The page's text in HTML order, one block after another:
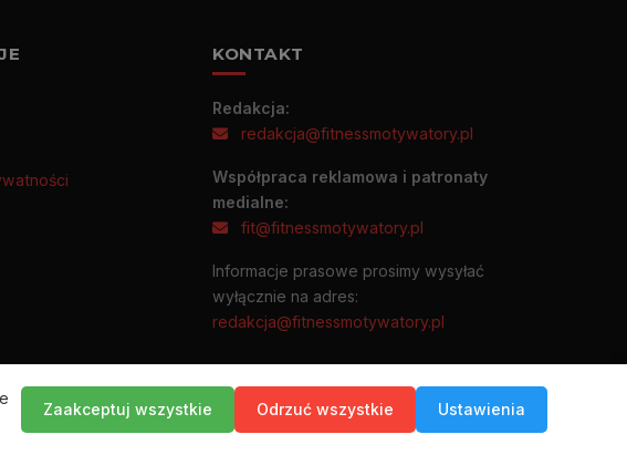
KONTAKT
Redakcja:
redakcja@fitnessmotywatory.pl
Współpraca reklamowa i patronaty
medialne:
fit@fitnessmotywatory.pl
Informacje prasowe prosimy wysyłać
wyłącznie na adres:
redakcja@fitnessmotywatory.pl
Zaakceptuj wszystkie Odrzuć wszystkie Ustawienia